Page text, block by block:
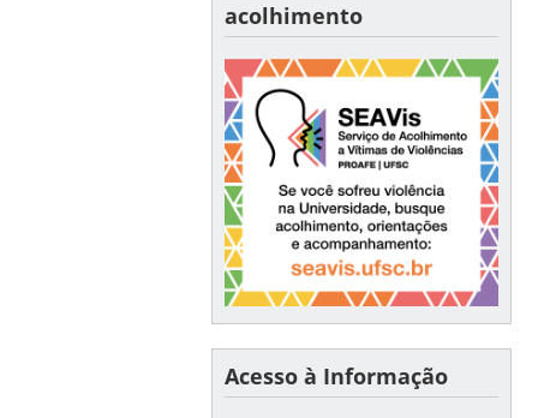
acolhimento
Acesso à Informação